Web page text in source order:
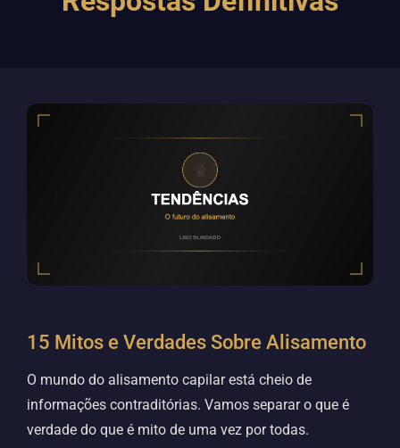
15 Mitos e Verdades Sobre Alisamento
O mundo do alisamento capilar está cheio de
informações contraditórias. Vamos separar o que é
verdade do que é mito de uma vez por todas.